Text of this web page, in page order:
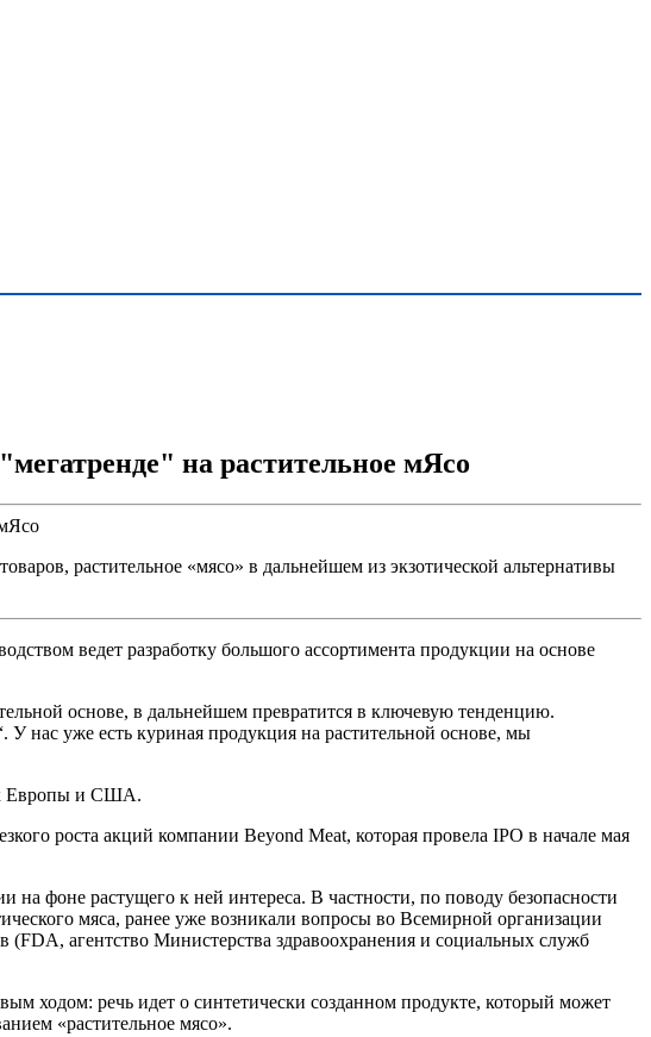
на растительное мЯсо
растительное «мясо» в дальнейшем из экзотической альтернативы
ведет разработку большого ассортимента продукции на основе
основе, в дальнейшем превратится в ключевую тенденцию.
У нас уже есть куриная продукция на растительной основе, мы
Европы и США.
роста акций компании Beyond Meat, которая провела IPO в начале мая
фоне растущего к ней интереса. В частности, по поводу безопасности
мяса, ранее уже возникали вопросы во Всемирной организации
агентство Министерства здравоохранения и социальных служб
ходом: речь идет о синтетически созданном продукте, который может
«растительное мясо».